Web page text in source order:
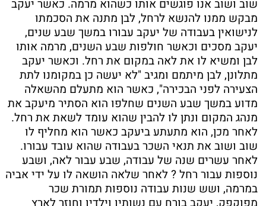
שוב ושוב אנו פוגשים אותו כשהוא מרמה. כאשר יעקב
מבקש ממנו להנשא לרחל, לבן מתנה את הסכמתו
לנישואין בעבודה של יעקב עבורו במשך שבע שנים,
יעקב מסכים וכאשר חולפות שבע השנים, מרמה אותו
לבן ומשיא לו את לאה במקום את רחל. וכאשר יעקב
מתלונן, לבן מיתמם ומגיב "לא יעשה כן במקומנו לתת
הצעירה לפני הבכירה", כאשר הוא מתעלם מהשאלה
מדוע במשך שבע השנים שחלפו הוא הסתיר מיעקב את
מנהג המקום ונתן לו להבין שהוא עומד לשאת את רחל.
לאחר מכן, הוא מתעתע ביעקב כאשר הוא מחליף לו
שוב ושוב את תנאי השכר בעבודה שהוא עובד עבורו.
לאחר עשרים שנה של עבודה, שבע עבור לאה, ושבע
נוספות עבור רחל ? לאחר שלאה הושאה לו על ידי אביה
במרמה, ושש שנות עבודה נוספות תמורת שכר